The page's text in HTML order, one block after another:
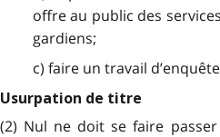
offre au public des
gardiens;
c) faire un travail
Usurpation de titre
(2) Nul ne doit se faire